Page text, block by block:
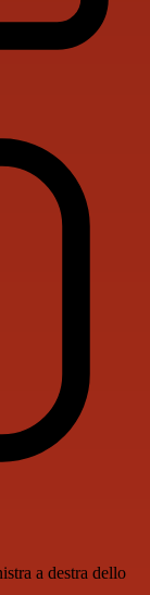
a destra dello